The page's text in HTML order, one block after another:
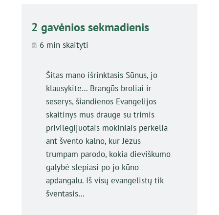
2 gavėnios sekmadienis
6 min skaityti
Šitas mano išrinktasis Sūnus, jo
klausykite… Brangūs broliai ir
seserys, šiandienos Evangelijos
skaitinys mus drauge su trimis
privilegijuotais mokiniais perkelia
ant švento kalno, kur Jėzus
trumpam parodo, kokia dieviškumo
galybė slepiasi po jo kūno
apdangalu. Iš visų evangelistų tik
šventasis…